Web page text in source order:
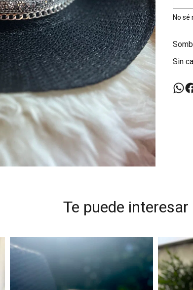
No sé
Sin
Te puede